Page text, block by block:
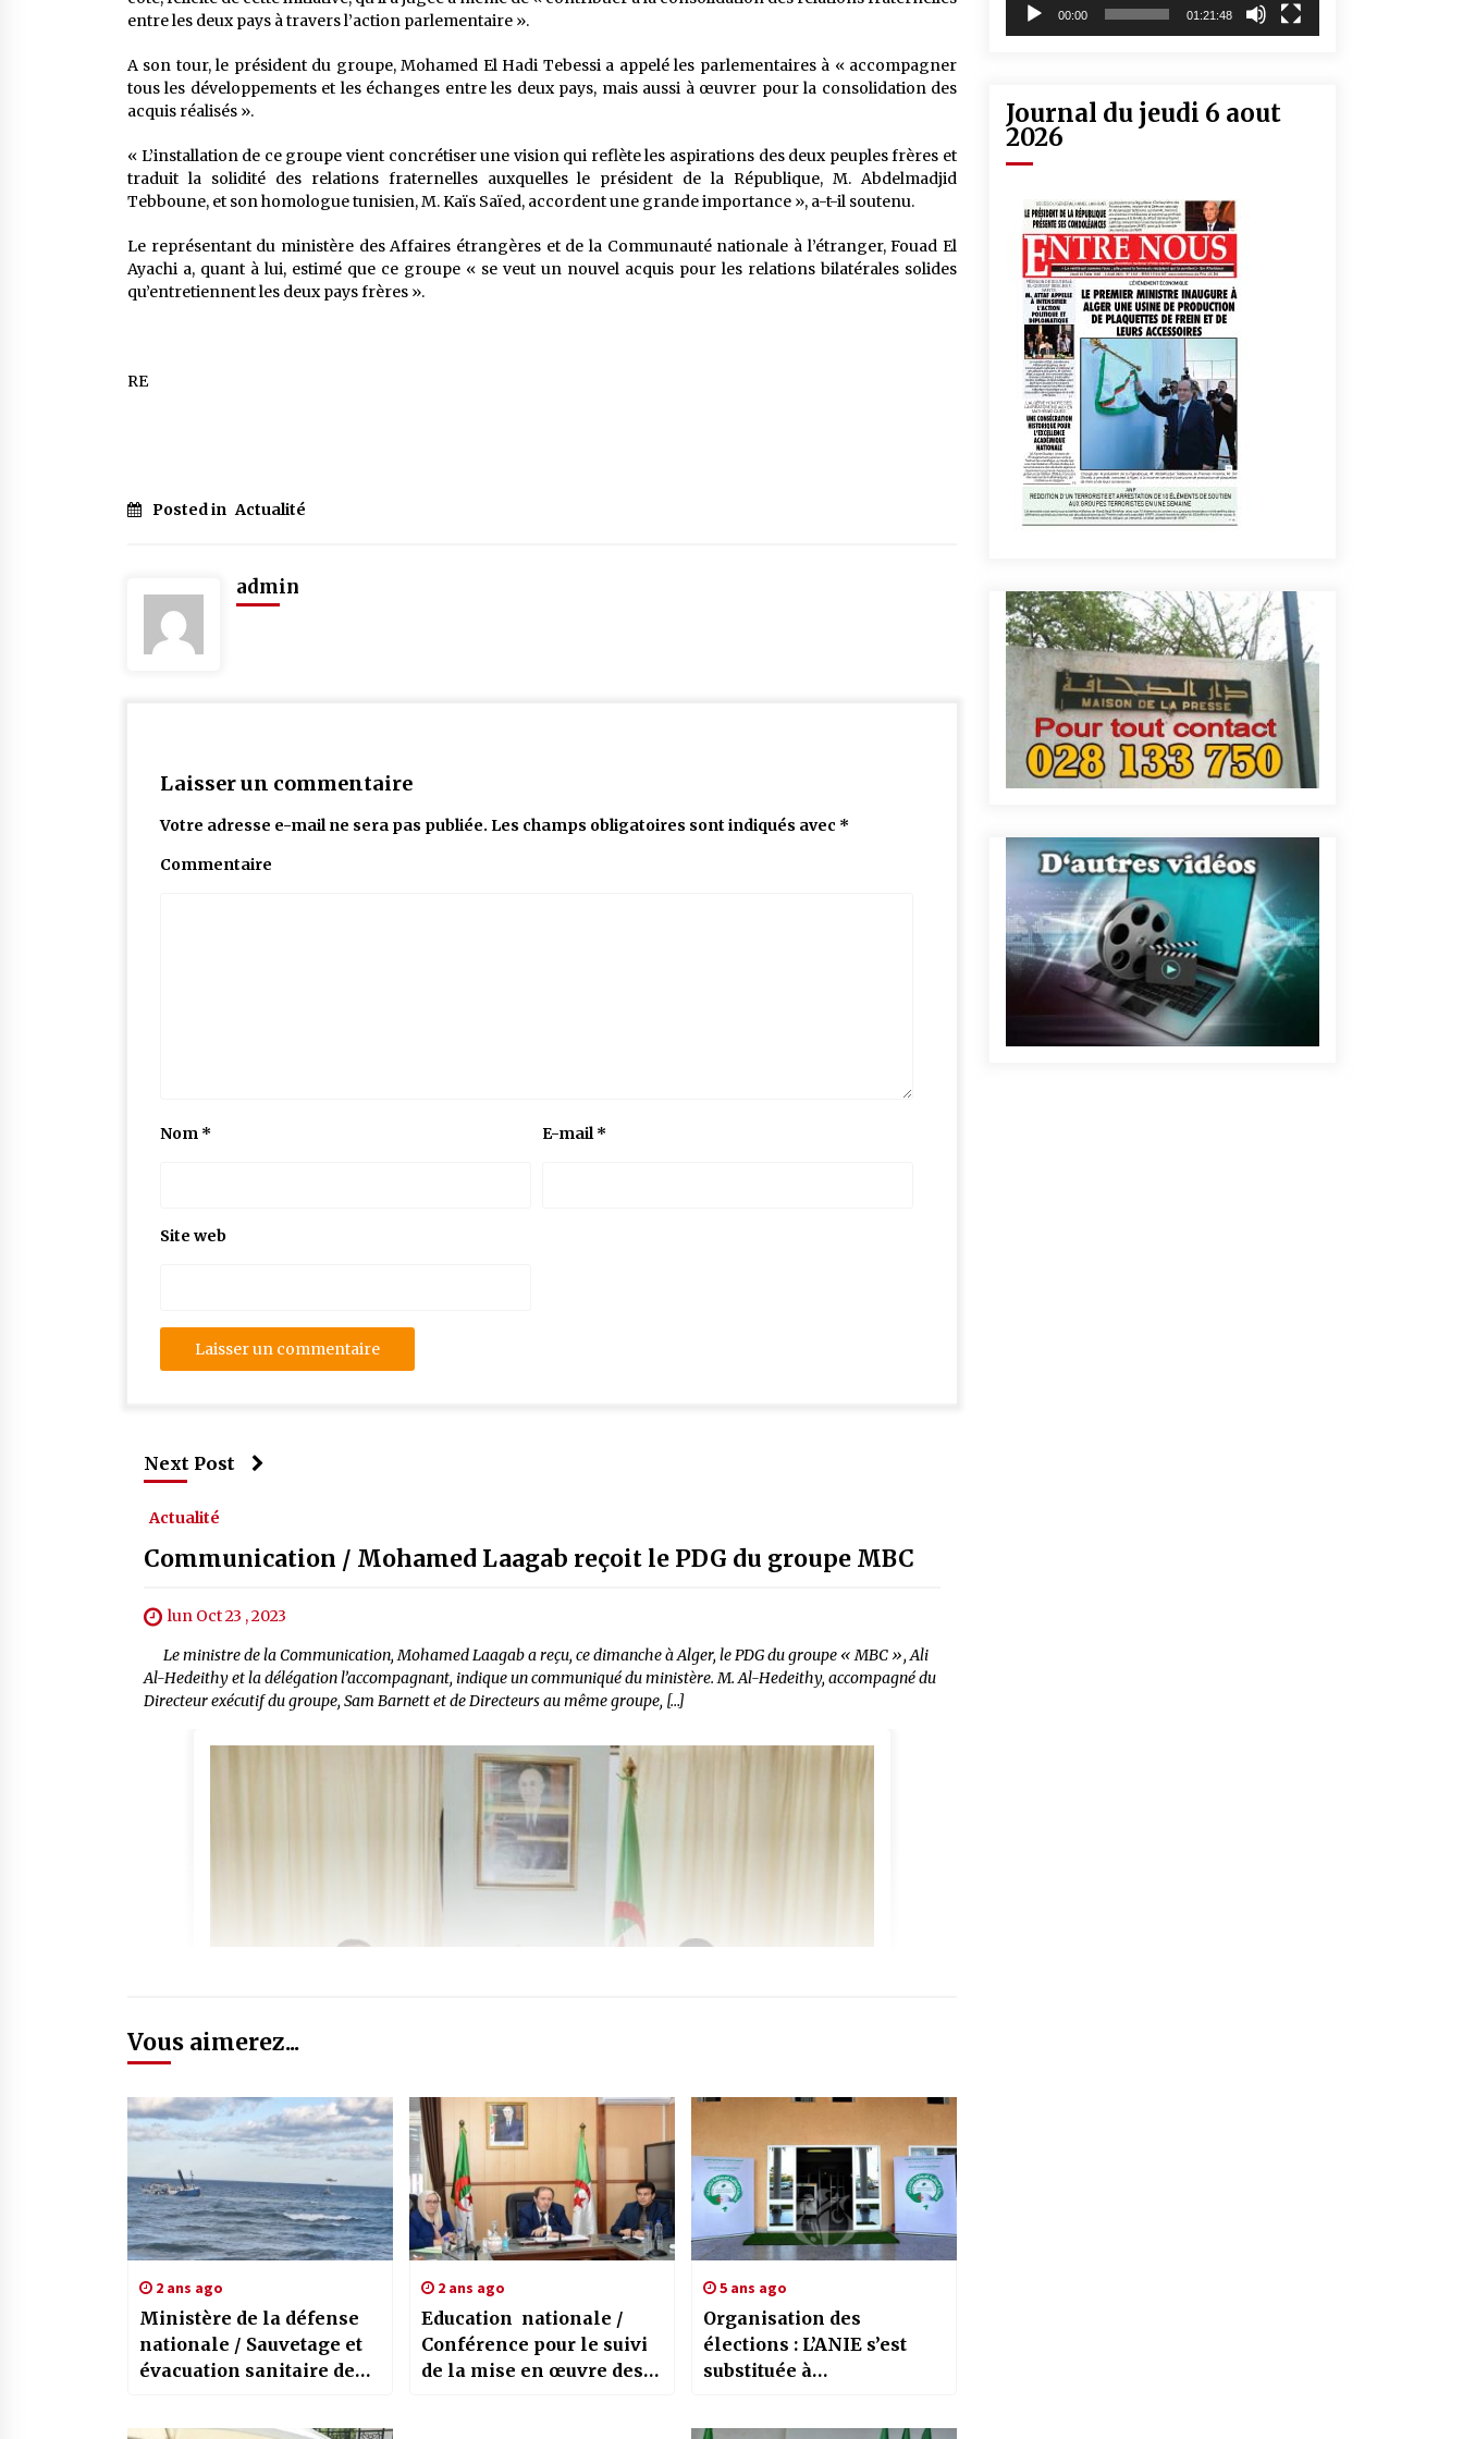
entre les deux pays à travers l’action parlementaire ».
A son tour, le président du groupe, Mohamed El Hadi Tebessi a appelé les parlementaires à « accompagner
tous les développements et les échanges entre les deux pays, mais aussi à œuvrer pour la consolidation des
acquis réalisés ».
« L’installation de ce groupe vient concrétiser une vision qui reflète les aspirations des deux peuples frères et
traduit la solidité des relations fraternelles auxquelles le président de la République, M. Abdelmadjid
Tebboune, et son homologue tunisien, M. Kaïs Saïed, accordent une grande importance », a-t-il soutenu.
Le représentant du ministère des Affaires étrangères et de la Communauté nationale à l’étranger, Fouad El
Ayachi a, quant à lui, estimé que ce groupe « se veut un nouvel acquis pour les relations bilatérales solides
qu’entretiennent les deux pays frères ».
RE
Posted in Actualité
admin
Laisser un commentaire
Votre adresse e-mail ne sera pas publiée. Les champs obligatoires sont indiqués avec *
Commentaire
Nom * E-mail*
Site web
Next Post
Actualité
Communication / Mohamed Laagab reçoit le PDG du groupe MBC
lun Oct 23 , 2023
Le ministre de la Communication, Mohamed Laagab a reçu, ce dimanche à Alger, le PDG du groupe « MBC », Ali
Al-Hedeithy et la délégation l’accompagnant, indique un communiqué du ministère. M. Al-Hedeithy, accompagné du
Directeur exécutif du groupe, Sam Barnett et de Directeurs au même groupe, […]
Vous aimerez...
2 ans ago
Ministère de la défense
nationale / Sauvetage et
évacuation sanitaire de
large des côtes de Tipaza
2 ans ago
Education nationale /
Conférence pour le suivi
de la mise en œuvre des
5 ans ago
Organisation des
élections : L’ANIE s’est
substituée à
00:00 01:21:48
Journal du jeudi 6 aout
2026